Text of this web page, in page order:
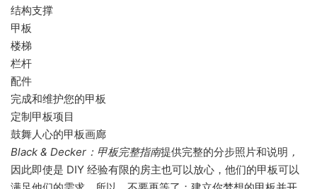
结构支撑
甲板
楼梯
栏杆
配件
完成和维护您的甲板
定制甲板项目
鼓舞人心的甲板画廊
Black & Decker：甲板完整指南提供完整的分步照片和说明 ，
因此即使是 DIY 经验有限的房主也可以放心，他们的甲板可以